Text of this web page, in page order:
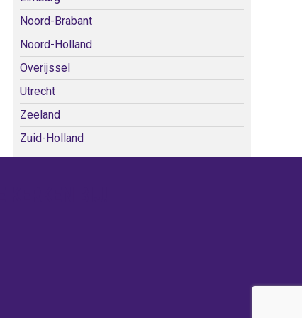
Noord-Brabant
Noord-Holland
Overijssel
Utrecht
Zeeland
Zuid-Holland